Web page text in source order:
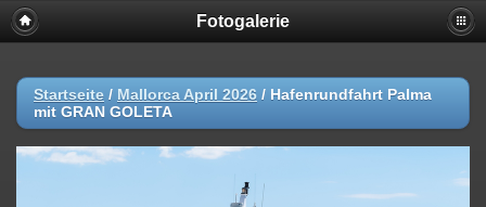
Fotogalerie
Startseite / Mallorca April 2026 / Hafenrundfahrt Palma
mit GRAN GOLETA